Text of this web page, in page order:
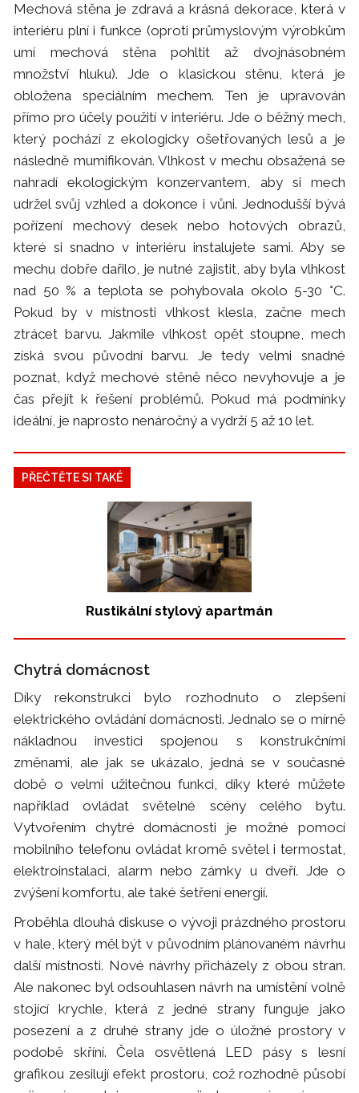
Mechová stěna je zdravá a krásná dekorace, která v
interiéru plní i funkce (oproti průmyslovým výrobkům
umí mechová stěna pohltit až dvojnásobném
množství hluku). Jde o klasickou stěnu, která je
obložena speciálním mechem. Ten je upravován
přímo pro účely použití v interiéru. Jde o běžný mech,
který pochází z ekologicky ošetřovaných lesů a je
následně mumifikován. Vlhkost v mechu obsažená se
nahradí ekologickým konzervantem, aby si mech
udržel svůj vzhled a dokonce i vůni. Jednodušší bývá
pořízení mechový desek nebo hotových obrazů,
které si snadno v interiéru instalujete sami. Aby se
mechu dobře dařilo, je nutné zajistit, aby byla vlhkost
nad 50 % a teplota se pohybovala okolo 5-30 °C.
Pokud by v místnosti vlhkost klesla, začne mech
ztrácet barvu. Jakmile vlhkost opět stoupne, mech
získá svou původní barvu. Je tedy velmi snadné
poznat, když mechové stěně něco nevyhovuje a je
čas přejít k řešení problémů. Pokud má podmínky
ideální, je naprosto nenáročný a vydrží 5 až 10 let.
PŘEČTĚTE SI TAKÉ
Rustikální stylový apartmán
Chytrá domácnost
Díky rekonstrukci bylo rozhodnuto o zlepšení
elektrického ovládání domácnosti. Jednalo se o mírně
nákladnou investici spojenou s konstrukčními
změnami, ale jak se ukázalo, jedná se v současné
době o velmi užitečnou funkci, díky které můžete
například ovládat světelné scény celého bytu.
Vytvořením chytré domácnosti je možné pomocí
mobilního telefonu ovládat kromě světel i termostat,
elektroinstalaci, alarm nebo zámky u dveří. Jde o
zvýšení komfortu, ale také šetření energií.
Proběhla dlouhá diskuse o vývoji prázdného prostoru
v hale, který měl být v původním plánovaném návrhu
další místnosti. Nové návrhy přicházely z obou stran.
Ale nakonec byl odsouhlasen návrh na umístění volně
stojící krychle, která z jedné strany funguje jako
posezení a z druhé strany jde o úložné prostory v
podobě skříní. Čela osvětlená LED pásy s lesní
grafikou zesilují efekt prostoru, což rozhodně působí